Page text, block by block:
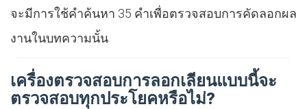
จะมีการใช้คำค้นหา 35 คำเพื่อตรวจสอบการคัดลอกผล
งานในบทความนั้น
เครื่องตรวจสอบการลอกเลียนแบบนี้จะ
ตรวจสอบทุกประโยคหรือไม่?